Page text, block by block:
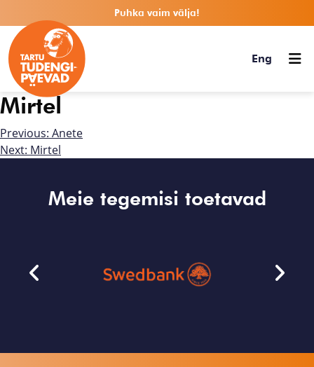
Puhka vaim välja!
Eng
Mirtel
Previous: Anete
Next: Mirtel
Meie tegemisi toetavad